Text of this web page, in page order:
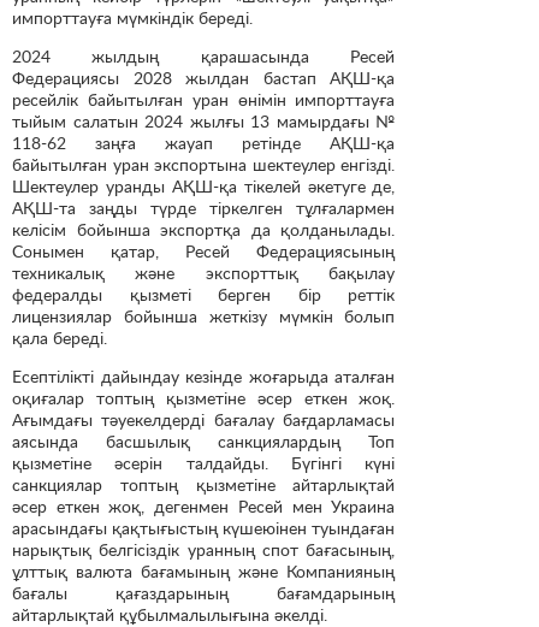
импорттауға мүмкіндік береді.
2024 жылдың қарашасында Ресей
Федерациясы 2028 жылдан бастап АҚШ-қа
ресейлік байытылған уран өнімін импорттауға
тыйым салатын 2024 жылғы 13 мамырдағы №
118-62 заңға жауап ретінде АҚШ-қа
байытылған уран экспортына шектеулер енгізді.
Шектеулер уранды АҚШ-қа тікелей әкетуге де,
АҚШ-та заңды түрде тіркелген тұлғалармен
келісім бойынша экспортқа да қолданылады.
Сонымен қатар, Ресей Федерациясының
техникалық және экспорттық бақылау
федералды қызметі берген бір реттік
лицензиялар бойынша жеткізу мүмкін болып
қала береді.
Есептілікті дайындау кезінде жоғарыда аталған
оқиғалар топтың қызметіне әсер еткен жоқ.
Ағымдағы тәуекелдерді бағалау бағдарламасы
аясында басшылық санкциялардың Топ
қызметіне әсерін талдайды. Бүгінгі күні
санкциялар топтың қызметіне айтарлықтай
әсер еткен жоқ, дегенмен Ресей мен Украина
арасындағы қақтығыстың күшеюінен туындаған
нарықтық белгісіздік уранның спот бағасының,
ұлттық валюта бағамының және Компанияның
бағалы қағаздарының бағамдарының
айтарлықтай құбылмалылығына әкелді.